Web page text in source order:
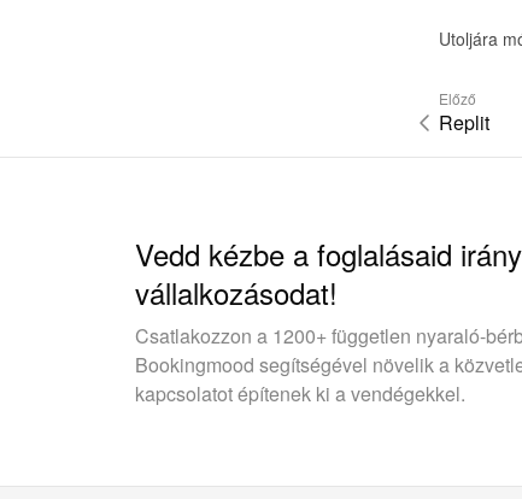
Utoljára
Előző
Replit
Vedd kézbe a foglalásaid
vállalkozásodat!
Csatlakozzon a 1200+ független nyaraló-
Bookingmood segítségével növelik a
kapcsolatot építenek ki a vendégekkel.